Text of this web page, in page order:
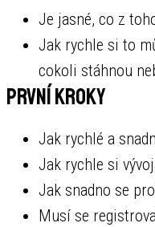
Je jasné, co z
Jak rychle si to
cokoli stáhnou
První kroky
Jak rychlé a
Jak rychle si
Jak snadno se
Musí se